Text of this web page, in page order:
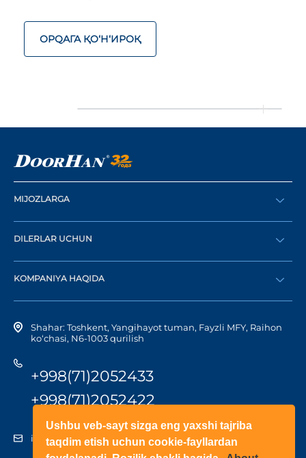
Ushbu veb-sayt sizga eng yaxshi tajriba
taqdim etish uchun cookie-fayllardan
ОРQАГА ҚO‘Н‘ИРОҚ
MIJOZLARGA
Buyurtma berish
Katalog
DILERLAR UCHUN
Diler bo‘lish
Shaxsiy kabinetga kirish
KOMPANIYA HAQIDA
Kompaniya tarixi
Shahar: Toshkent, Yangihayot tuman, Fayzli MFY, Raihon
ko‘chasi, N6-1003 qurilish
+998(71)2052433
+998(71)2052422
info@doorhan.uz